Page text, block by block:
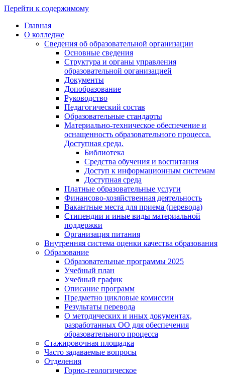
Перейти к содержимому
Главная
О колледже
Сведения об образовательной организации
Основные сведения
Структура и органы управления
образовательной организацией
Документы
Допобразование
Руководство
Педагогический состав
Образовательные стандарты
Материально-техническое обеспечение и
оснащенность образовательного процесса.
Доступная среда.
Библиотека
Средства обучения и воспитания
Доступ к информационным системам
Доступная среда
Платные образовательные услуги
Финансово-хозяйственная деятельность
Вакантные места для приема (перевода)
Стипендии и иные виды материальной
поддержки
Организация питания
Внутренняя система оценки качества образования
Образование
Образовательные программы 2025
Учебный план
Учебный график
Описание программ
Предметно цикловые комиссии
Результаты перевода
О методических и иных документах,
разработанных ОО для обеспечения
образовательного процесса
Стажировочная площадка
Часто задаваемые вопросы
Отделения
Горно-геологическое